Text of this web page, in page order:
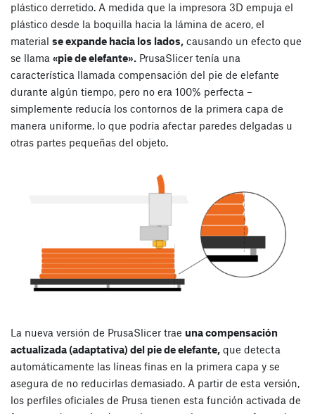
plástico derretido. A medida que la impresora 3D empuja el
plástico desde la boquilla hacia la lámina de acero, el
material se expande hacia los lados, causando un efecto que
se llama «pie de elefante». PrusaSlicer tenía una
característica llamada compensación del pie de elefante
durante algún tiempo, pero no era 100% perfecta –
simplemente reducía los contornos de la primera capa de
manera uniforme, lo que podría afectar paredes delgadas u
otras partes pequeñas del objeto.
La nueva versión de PrusaSlicer trae una compensación
actualizada (adaptativa) del pie de elefante, que detecta
automáticamente las líneas finas en la primera capa y se
asegura de no reducirlas demasiado. A partir de esta versión,
los perfiles oficiales de Prusa tienen esta función activada de